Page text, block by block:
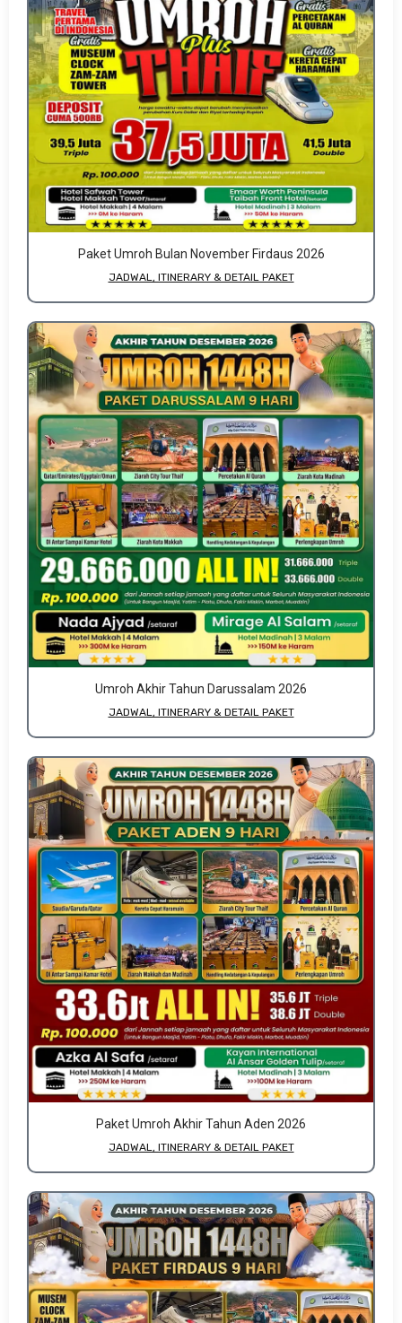
Paket Umroh Bulan November Firdaus 2026
JADWAL, ITINERARY & DETAIL PAKET
Umroh Akhir Tahun Darussalam 2026
JADWAL, ITINERARY & DETAIL PAKET
Paket Umroh Akhir Tahun Aden 2026
JADWAL, ITINERARY & DETAIL PAKET